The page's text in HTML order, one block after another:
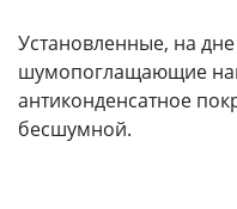
Установленные, на
шумопоглащающие
антиконденсатное
бесшумной.